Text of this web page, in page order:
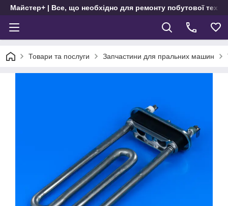
Майстер+ | Все, що необхідно для ремонту побутової
Товари та послуги Запчастини для пральних машин